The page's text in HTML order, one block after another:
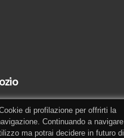
di profilazione per offrirti la
Continuando a navigare
ma potrai decidere in futuro di